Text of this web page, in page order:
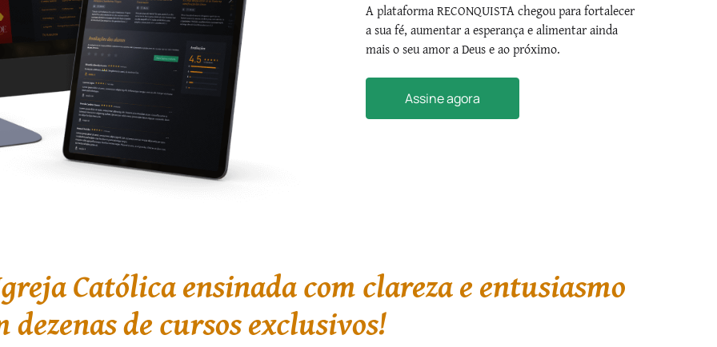
A plataforma RECONQUISTA chegou para fortalecer
a sua fé, aumentar a esperança e alimentar ainda
mais o seu amor a Deus e ao próximo.
Assine agora
Católica ensinada com clareza e entusiasmo
dezenas de cursos exclusivos!